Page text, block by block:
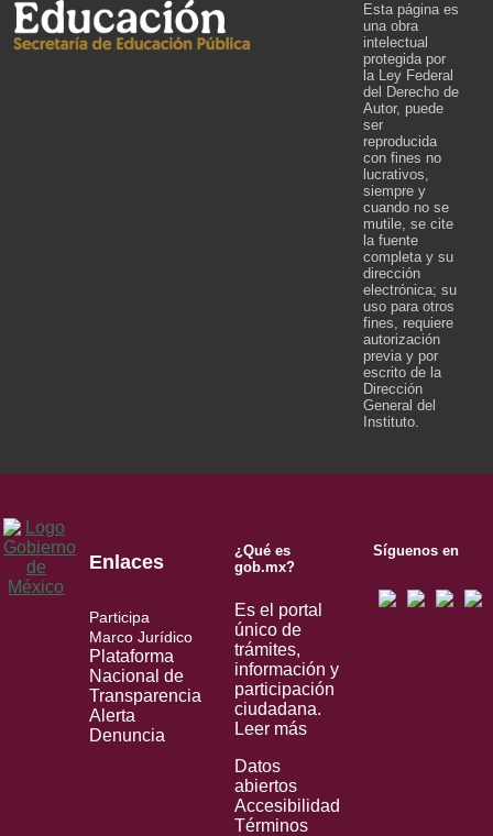
Esta página es
una obra
intelectual
protegida por
la Ley Federal
del Derecho de
Autor, puede
ser
reproducida
con fines no
lucrativos,
siempre y
cuando no se
mutile, se cite
la fuente
completa y su
dirección
electrónica; su
uso para otros
fines, requiere
autorización
previa y por
escrito de la
Dirección
General del
Instituto.
Enlaces
Participa
Marco Jurídico
Plataforma
Nacional de
Transparencia
Alerta
Denuncia
¿Qué es
gob.mx?
Es el portal
único de
trámites,
información y
participación
ciudadana.
Leer más
Datos
abiertos
Accesibilidad
Términos
Síguenos en